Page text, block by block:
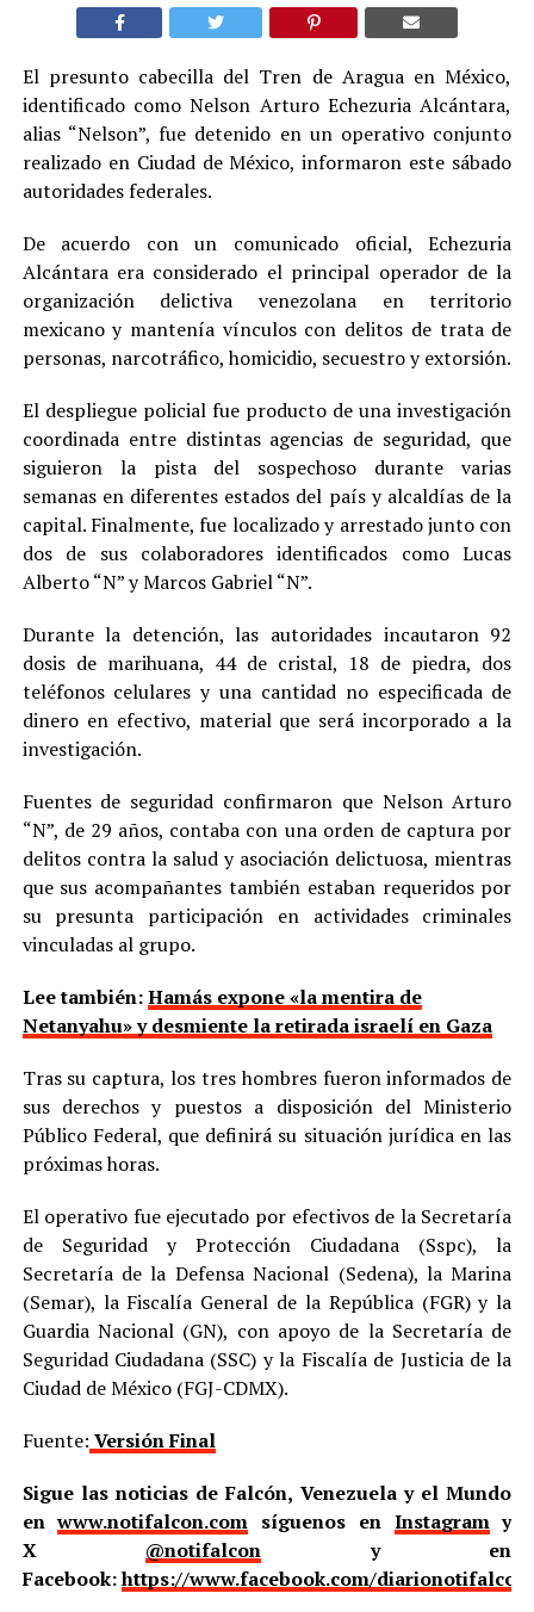
El presunto cabecilla del Tren de Aragua en México,
identificado como Nelson Arturo Echezuria Alcántara,
alias “Nelson”, fue detenido en un operativo conjunto
realizado en Ciudad de México, informaron este sábado
autoridades federales.
De acuerdo con un comunicado oficial, Echezuria
Alcántara era considerado el principal operador de la
organización delictiva venezolana en territorio
mexicano y mantenía vínculos con delitos de trata de
personas, narcotráfico, homicidio, secuestro y extorsión.
El despliegue policial fue producto de una investigación
coordinada entre distintas agencias de seguridad, que
siguieron la pista del sospechoso durante varias
semanas en diferentes estados del país y alcaldías de la
capital. Finalmente, fue localizado y arrestado junto con
dos de sus colaboradores identificados como Lucas
Alberto “N” y Marcos Gabriel “N”.
Durante la detención, las autoridades incautaron 92
dosis de marihuana, 44 de cristal, 18 de piedra, dos
teléfonos celulares y una cantidad no especificada de
dinero en efectivo, material que será incorporado a la
investigación.
Fuentes de seguridad confirmaron que Nelson Arturo
“N”, de 29 años, contaba con una orden de captura por
delitos contra la salud y asociación delictuosa, mientras
que sus acompañantes también estaban requeridos por
su presunta participación en actividades criminales
vinculadas al grupo.
Lee también:Hamás expone «la mentira de
Netanyahu» y desmiente la retirada israelí en Gaza
Tras su captura, los tres hombres fueron informados de
sus derechos y puestos a disposición del Ministerio
Público Federal, que definirá su situación jurídica en las
próximas horas.
El operativo fue ejecutado por efectivos de la Secretaría
de Seguridad y Protección Ciudadana (Sspc), la
Secretaría de la Defensa Nacional (Sedena), la Marina
(Semar), la Fiscalía General de la República (FGR) y la
Guardia Nacional (GN), con apoyo de la Secretaría de
Seguridad Ciudadana (SSC) y la Fiscalía de Justicia de la
Ciudad de México (FGJ-CDMX).
Fuente: Versión Final
Sigue las noticias de Falcón, Venezuela y el Mundo
enwww.notifalcon.com síguenos en Instagramy
X @notifalcon y en
Facebook:https://www.facebook.com/